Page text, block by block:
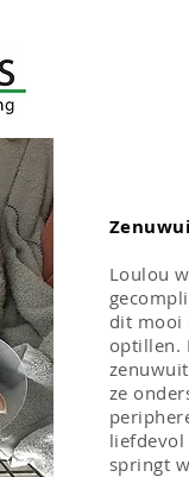
Loulou
dit mooi
optillen.
ze
liefdevol
springt